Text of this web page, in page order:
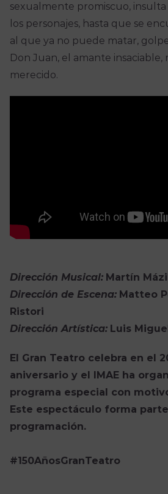
sexualmente promiscuo, insulta
los personajes, hasta que se
al que ya no puede matar,
Don Juan, el amante insaciable,
merecido.
Dirección Musical: Martín
Dirección de Escena: Matteo
Ristori
Dirección Artística: Luis
El Gran Teatro celebra en el
aniversario y el IMAE ha
programa especial con
Este espectáculo forma
programación.
#150AñosGranTeatro